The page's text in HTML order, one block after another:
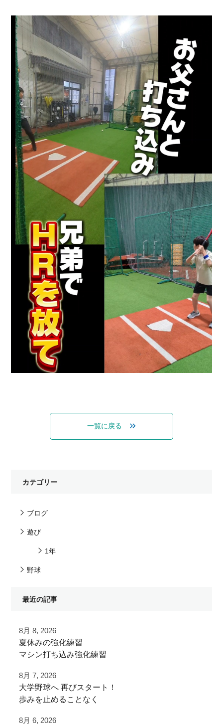
一覧に戻る
カテゴリー
ブログ
遊び
1年
野球
最近の記事
8月 8, 2026
夏休みの強化練習
マシン打ち込み強化練習
チーム練習が終わったあとに
追加で特訓！
8月 7, 2026
⁡大学野球へ⁡ 再びスタート！⁡
⁡⁡歩みを止めることなく⁡
8月 6, 2026